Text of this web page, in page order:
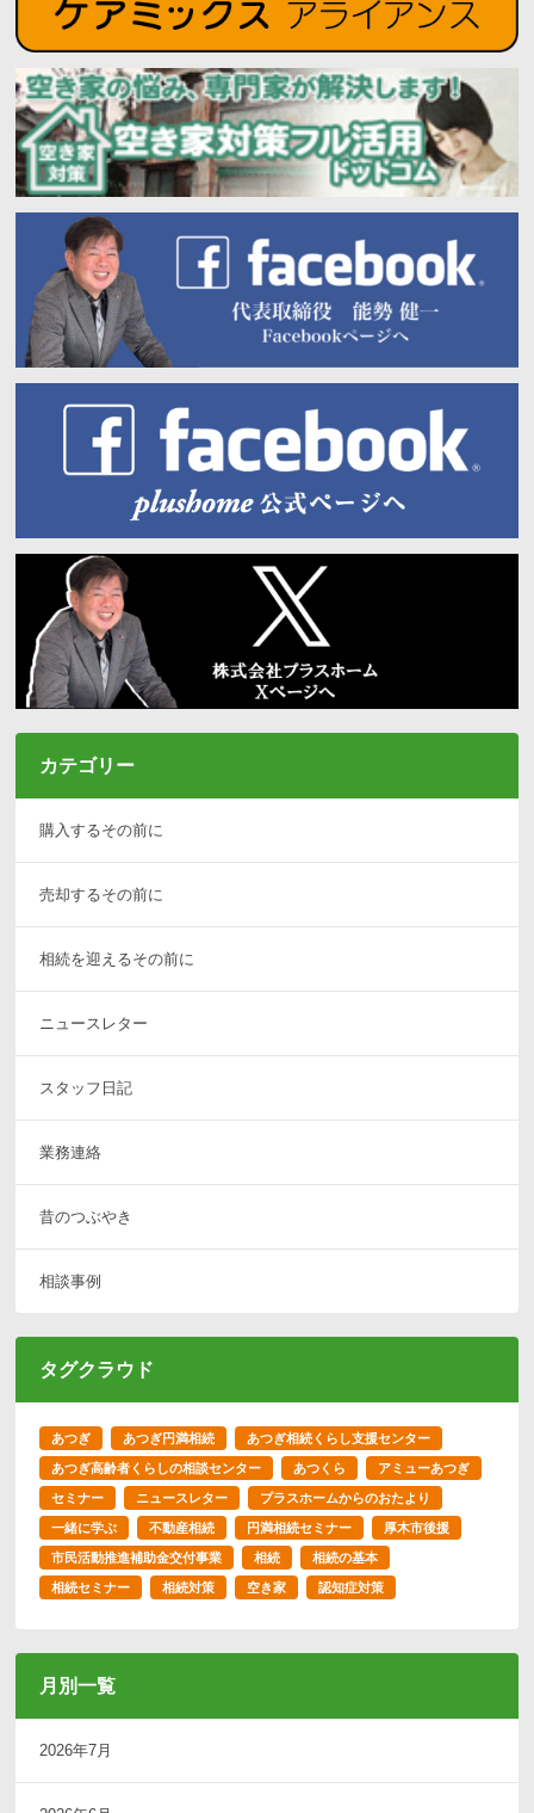
カテゴリー
購入するその前に
売却するその前に
相続を迎えるその前に
ニュースレター
スタッフ日記
業務連絡
昔のつぶやき
相談事例
タグクラウド
あつぎ あつぎ円満相続 あつぎ相続くらし支援センター
あつぎ高齢者くらしの相談センター あつくら アミューあつぎ
セミナー ニュースレター プラスホームからのおたより
一緒に学ぶ 不動産相続 円満相続セミナー 厚木市後援
市民活動推進補助金交付事業 相続 相続の基本
相続セミナー 相続対策 空き家 認知症対策
月別一覧
2026年7月